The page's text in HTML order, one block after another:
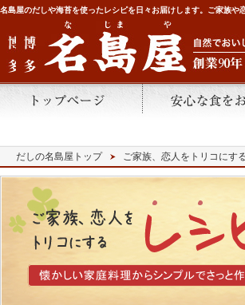
名島屋のだしや海苔を使ったレシピを日々お届けします。ご家族や
だしの名島屋トップ ご家族、恋人をトリコにす